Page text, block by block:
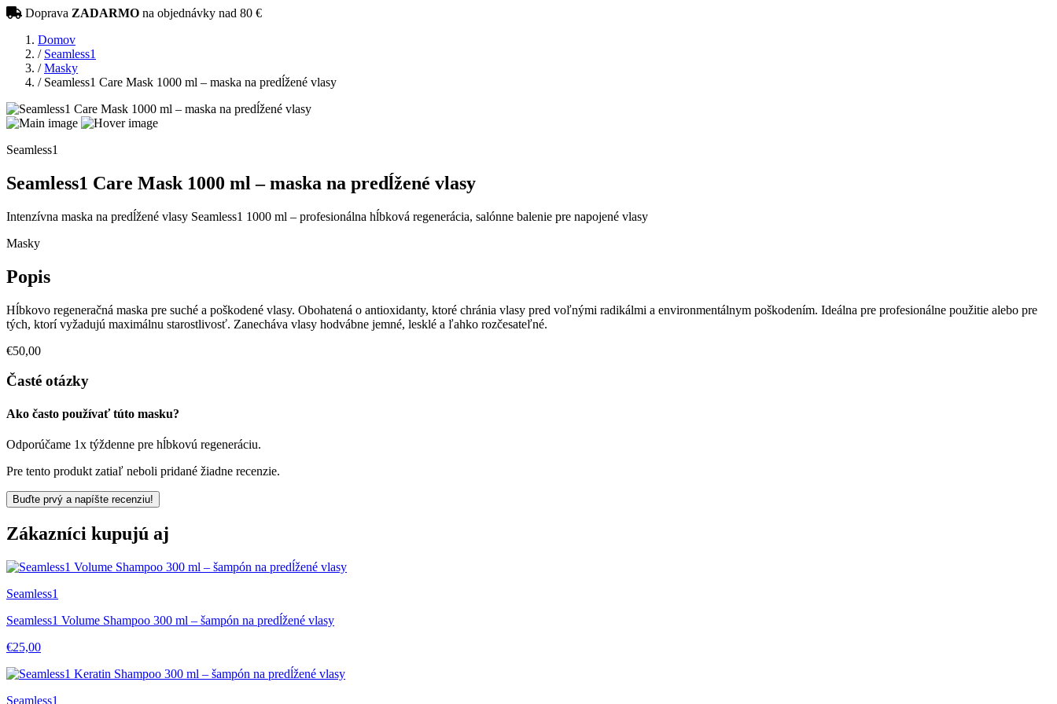
Doprava ZADARMO na objednávky nad 80 €
Domov
/ Seamless1
/ Masky
/Seamless1 Care Mask 1000 ml – maska na predĺžené vlasy
Seamless1
Seamless1 Care Mask 1000 ml – maska na predĺžené vlasy
Intenzívna maska na predĺžené vlasy Seamless1 1000 ml – profesionálna hĺbková regenerácia, salónne balenie pre napojené vlasy
Masky
Popis
Hĺbkovo regeneračná maska pre suché a poškodené vlasy. Obohatená o antioxidanty, ktoré chránia vlasy pred voľnými radikálmi a environmentálnym poškodením. Ideálna pre profesionálne použitie alebo pre
tých, ktorí vyžadujú maximálnu starostlivosť. Zanecháva vlasy hodvábne jemné, lesklé a ľahko rozčesateľné.
€50,00
Časté otázky
Ako často používať túto masku?
Odporúčame 1x týždenne pre hĺbkovú regeneráciu.
Pre tento produkt zatiaľ neboli pridané žiadne recenzie.
Buďte prvý a napíšte recenziu!
Zákazníci kupujú aj
Seamless1
Seamless1 Volume Shampoo 300 ml – šampón na predĺžené vlasy
€25,00
Seamless1